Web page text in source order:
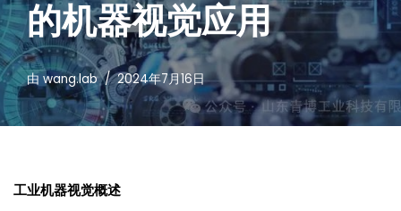
的机器视觉应用
由 wang.lab 2024年7月16日
工业机器视觉概述